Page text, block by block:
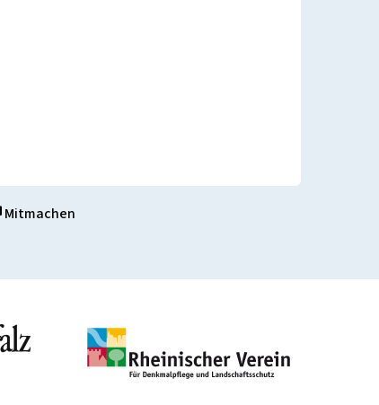
Mitmachen